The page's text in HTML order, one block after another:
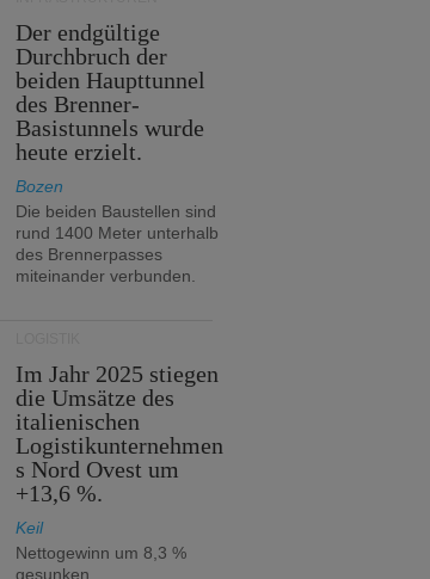
Der endgültige
Durchbruch der
beiden Haupttunnel
des Brenner-
Basistunnels wurde
heute erzielt.
Bozen
Die beiden Baustellen sind
rund 1400 Meter unterhalb
des Brennerpasses
miteinander verbunden.
Im Jahr 2025 stiegen
die Umsätze des
italienischen
Logistikunternehmen
s Nord Ovest um
+13,6 %.
Keil
Nettogewinn um 8,3 %
gesunken